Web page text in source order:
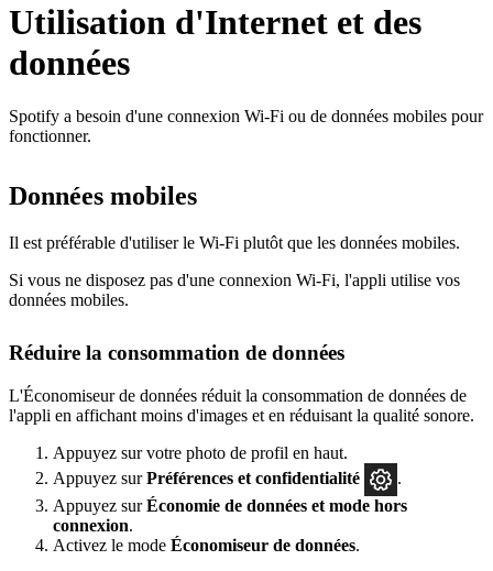
Utilisation d'Internet et des
données
Spotify a besoin d'une connexion Wi-Fi ou de données mobiles pour
fonctionner.
Données mobiles
Il est préférable d'utiliser le Wi-Fi plutôt que les données mobiles.
Si vous ne disposez pas d'une connexion Wi-Fi, l'appli utilise vos
données mobiles.
Réduire la consommation de données
L'Économiseur de données réduit la consommation de données de
l'appli en affichant moins d'images et en réduisant la qualité sonore.
Appuyez sur votre photo de profil en haut.
Appuyez surPréférences et confidentialité
.
Appuyez surÉconomie de données et mode hors
connexion.
Activez le mode Économiseur de données.